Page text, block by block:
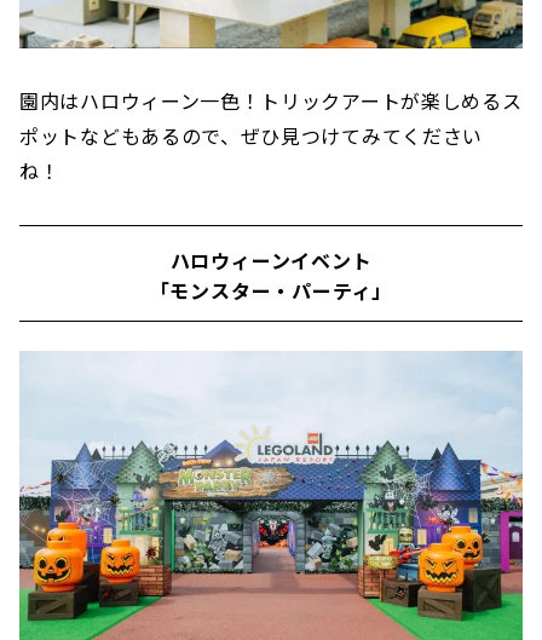
園内はハロウィーン一色！トリックアートが楽しめるス
ポットなどもあるので、ぜひ見つけてみてください
ね！
ハロウィーンイベント
「モンスター・パーティ」